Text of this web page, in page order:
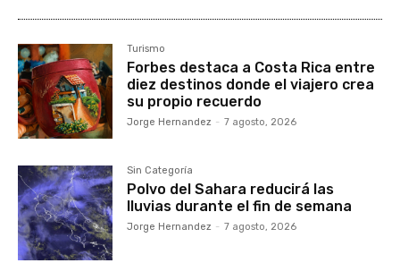
Turismo
Forbes destaca a Costa Rica entre
diez destinos donde el viajero crea
su propio recuerdo
Jorge Hernandez - 7 agosto, 2026
Sin Categoría
Polvo del Sahara reducirá las
lluvias durante el fin de semana
Jorge Hernandez - 7 agosto, 2026